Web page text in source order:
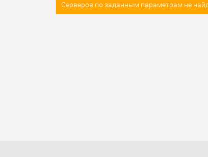
Серверов по заданным параметрам не